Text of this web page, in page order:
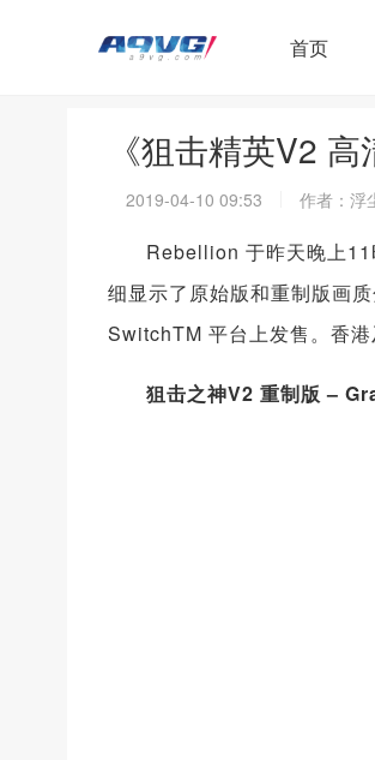
首页
《狙击精英V2
2019-04-10 09:53 作者：浮
Rebellion 于昨天晚上
细显示了原始版和重制版画
SwitchTM 平台上发售。香
狙击之神V2 重制版 –